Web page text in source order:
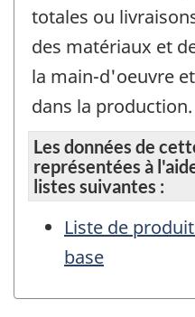
totales ou
des matériaux et
la main-d'oeuvre
dans la production.
Les données de
représentées à
listes suivantes :
Liste de
base